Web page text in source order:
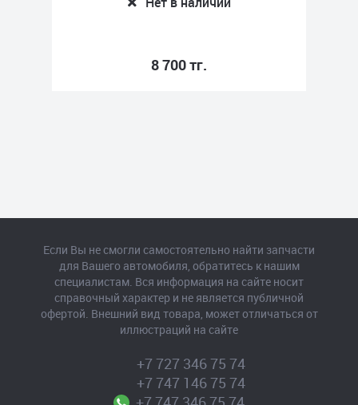
8 700 тг.
+7 727 346 75 74
+7 747 146 75 74
Если Вы не смогли самостоятельно найти запчасти
для Вашего автомобиля, обратитесь к нашим
специалистам. Вся информация на сайте носит
справочный характер и не является публичной
офертой. Внешний вид товара, может отличаться от
иллюстраций на сайте